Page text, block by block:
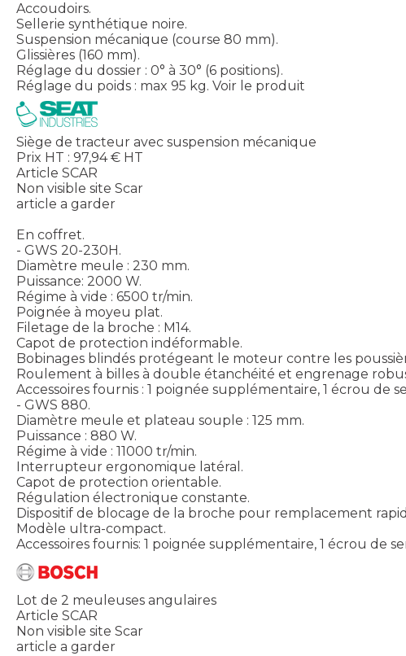
Accoudoirs.
Sellerie synthétique noire.
Suspension mécanique (course 80 mm).
Glissières (160 mm).
Réglage du dossier : 0° à 30° (6 positions).
Réglage du poids : max 95 kg. Voir le produit
Siège de tracteur avec suspension mécanique
Prix HT : 97,94€ HT
Article SCAR
Non visible site Scar
article a garder
En coffret.
- GWS 20-230H.
Diamètre meule : 230 mm.
Puissance: 2000 W.
Régime à vide : 6500 tr/min.
Poignée à moyeu plat.
Filetage de la broche : M14.
Capot de protection indéformable.
Bobinages blindés protégeant le moteur contre les
Roulement à billes à double étanchéité et engrenage
Accessoires fournis : 1 poignée supplémentaire, 1 écrou de
- GWS 880.
Diamètre meule et plateau souple : 125 mm.
Puissance : 880 W.
Régime à vide : 11000 tr/min.
Interrupteur ergonomique latéral.
Capot de protection orientable.
Régulation électronique constante.
Dispositif de blocage de la broche pour remplacement
Modèle ultra-compact.
Accessoires fournis: 1 poignée supplémentaire, 1 écrou de
Lot de 2 meuleuses angulaires
Article SCAR
Non visible site Scar
article a garder